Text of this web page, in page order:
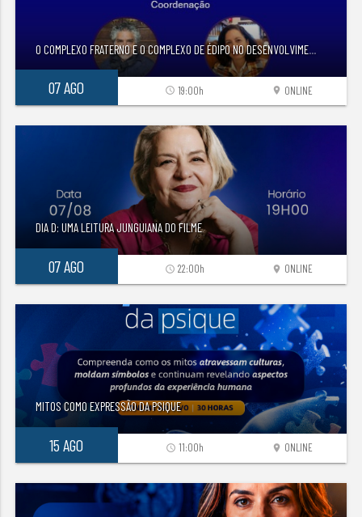
O COMPLEXO FRATERNO E O COMPLEXO DE ÉDIPO NO DESENVOLVIME...
07 AGO location_on ONLINE
access_time 19:00h
DIA D: UMA LEITURA JUNGUIANA DO FILME
07 AGO location_on ONLINE
access_time 22:00h
MITOS COMO EXPRESSÃO DA PSIQUE
15 AGO location_on ONLINE
access_time 11:00h